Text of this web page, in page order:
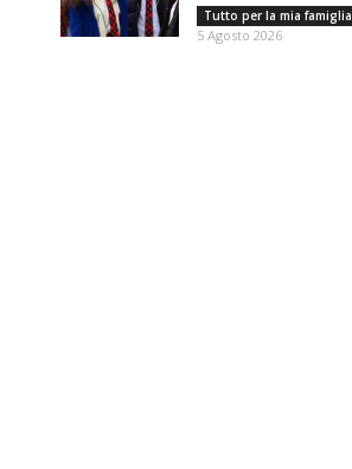
Tutto per la mia famiglia
5 Agosto 2026